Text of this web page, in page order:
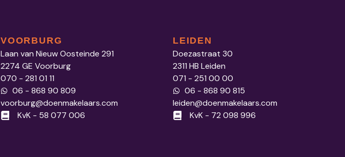
VOORBURG
Laan van Nieuw Oosteinde 291
2274 GE Voorburg
070 - 281 01 11
06 - 868 90 809
voorburg@doenmakelaars.com
KvK - 58 077 006
LEIDEN
Doezastraat 30
2311 HB Leiden
071 - 251 00 00
06 - 868 90 815
leiden@doenmakelaars.com
KvK - 72 098 996